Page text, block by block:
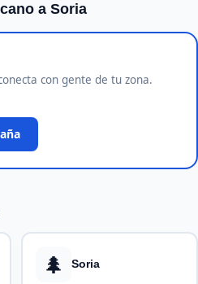
a Soria
con gente de tu zona.
🌲 Soria